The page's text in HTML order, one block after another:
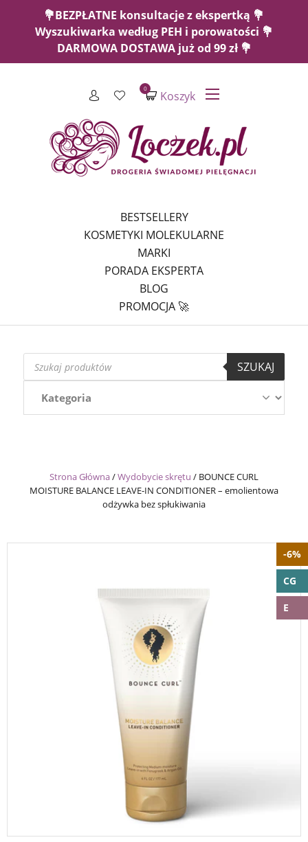
💐BEZPŁATNE konsultacje z ekspertką 💐
Wyszukiwarka według PEH i porowatości 💐
DARMOWA DOSTAWA już od 99 zł 💐
Koszyk
0
BESTSELLERY
KOSMETYKI MOLEKULARNE
MARKI
PORADA EKSPERTA
BLOG
PROMOCJA 🚀
Wyszukiwarka
produktów
SZUKAJ
Strona Główna/Wydobycie skrętu / BOUNCE CURL
MOISTURE BALANCE LEAVE-IN CONDITIONER – emolientowa
odżywka bez spłukiwania
-6%
CG
E